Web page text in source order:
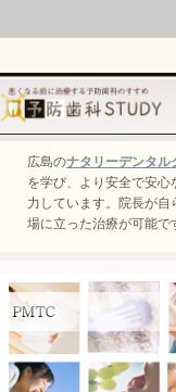
広島のナタリーデンタル
を学び、より安全で安
力しています。院長が
場に立った治療が可能で